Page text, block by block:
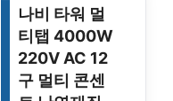
나비 타워 멀
티탭 4000W
220V AC 12
구 멀티 콘센